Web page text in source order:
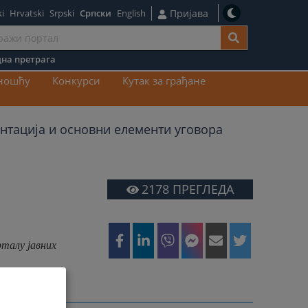
Hrvatski Srpski Српски English Пријава
претрага
Конкурси
Кутак за грађане
и основни елементи уговора
јавних
2178 ПРЕГЛЕДА